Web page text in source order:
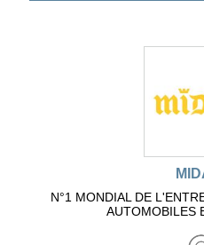
N°1 MONDIAL DE
AUTOMOBILES